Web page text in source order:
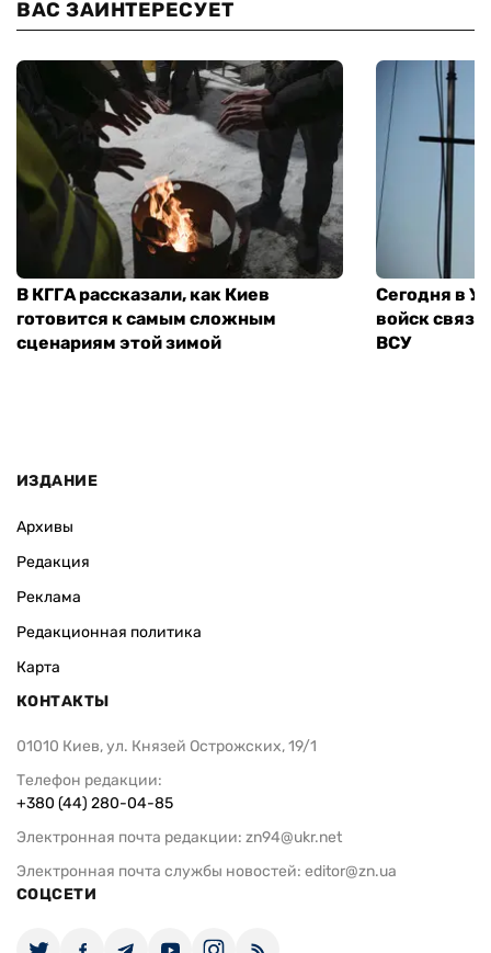
ВАС ЗАИНТЕРЕСУЕТ
В КГГА рассказали, как Киев
готовится к самым сложным
сценариям этой зимой
Сегодня в
войск
ВСУ
ИЗДАНИЕ
Архивы
Редакция
Реклама
Редакционная политика
Карта
КОНТАКТЫ
01010 Киев, ул. Князей Острожских, 19/1
Телефон редакции:
+380 (44) 280-04-85
Электронная почта редакции: zn94@ukr.net
Электронная почта службы новостей: editor@zn.ua
СОЦСЕТИ